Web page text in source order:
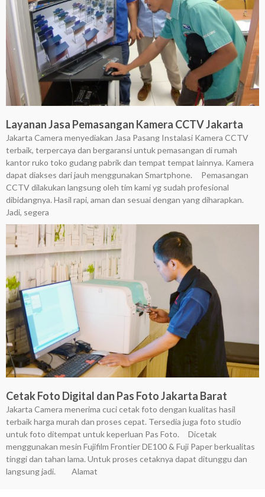
Layanan Jasa Pemasangan Kamera CCTV Jakarta
Jakarta Camera menyediakan Jasa Pasang Instalasi Kamera CCTV
terbaik, terpercaya dan bergaransi untuk pemasangan di rumah
kantor ruko toko gudang pabrik dan tempat tempat lainnya. Kamera
dapat diakses dari jauh menggunakan Smartphone. Pemasangan
CCTV dilakukan langsung oleh tim kami yg sudah profesional
dibidangnya. Hasil rapi, aman dan sesuai dengan yang diharapkan.
Jadi, segera
Cetak Foto Digital dan Pas Foto Jakarta Barat
Jakarta Camera menerima cuci cetak foto dengan kualitas hasil
terbaik harga murah dan proses cepat. Tersedia juga foto studio
untuk foto ditempat untuk keperluan Pas Foto. Dicetak
menggunakan mesin Fujifilm Frontier DE100 & Fuji Paper berkualitas
tinggi dan tahan lama. Untuk proses cetaknya dapat ditunggu dan
langsung jadi. Alamat